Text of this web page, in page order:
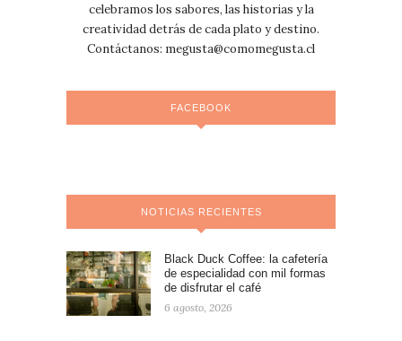
celebramos los sabores, las historias y la
creatividad detrás de cada plato y destino.
Contáctanos: megusta@comomegusta.cl
FACEBOOK
NOTICIAS RECIENTES
Black Duck Coffee: la cafetería
de especialidad con mil formas
de disfrutar el café
6 agosto, 2026